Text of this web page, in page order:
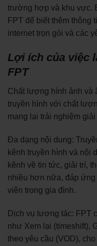
trường hợp và khu vực.
FPT để biết thêm thông
internet trọn gói và các
Lợi ích của việc
FPT
Chất lượng hình ảnh và
truyền hình với chất
mang lại trải nghiệm
Đa dạng nội dung:
kênh truyền hình và nội
kênh về tin tức, giải trí,
nhiều hơn nữa, đáp
viên trong gia đình.
Dịch vụ tương tác: FPT
như Xem lại (timeshift),
theo yêu cầu (VOD),